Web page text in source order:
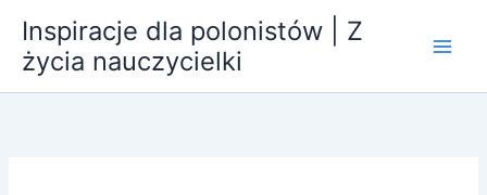
treści
Inspiracje dla polonistów | Z
życia nauczycielki